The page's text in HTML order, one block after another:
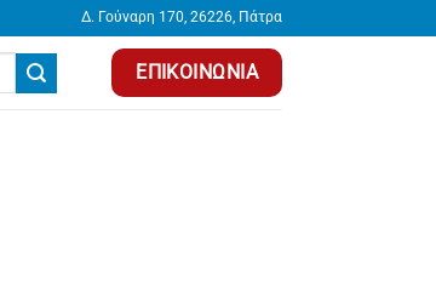
Δ. Γούναρη 170, 26226, Πάτρα
ΕΠΙΚΟΙΝΩΝΊΑ